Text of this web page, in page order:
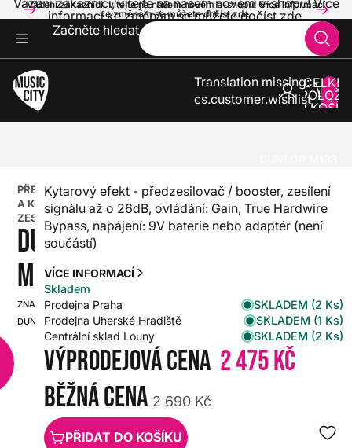
Vážení zákazníci, vítejte na našem novém e-shopu! Více informací
ke změnám se můžete dočíst zde.
Vážení zákazníci, vítejte na našem novém e-shopu! Více
informací ke změnám se můžete dočíst zde.
Začněte hledat
Translation missing:
cs.customer.wishlist
V
0
PŘEDZESILOVAČE
A KONCOVÉ
ZESILOVAČE
DUNLOP
M133
ZNAČKA:
DUNLOP
SKU:
HX0000000007958
Kytarový efekt - předzesilovač / booster, zesílení
signálu až o 26dB, ovládání: Gain, True Hardwire
Bypass, napájení: 9V baterie nebo adaptér (není
součástí)
VÍCE INFORMACÍ
Skladem
Prodejna Praha
SKLADEM (2 Ks)
Prodejna Uherské Hradiště
SKLADEM (1 Ks)
Centrální sklad Louny
SKLADEM (2 Ks)
Výprodejová cena 2 475 Kč
Běžná cena 2 690 Kč
PŘIDAT DO KOŠÍKU